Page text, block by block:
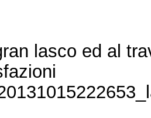
lasco ed al